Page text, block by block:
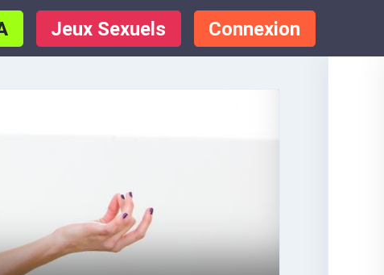
Jeux Sexuels Connexion